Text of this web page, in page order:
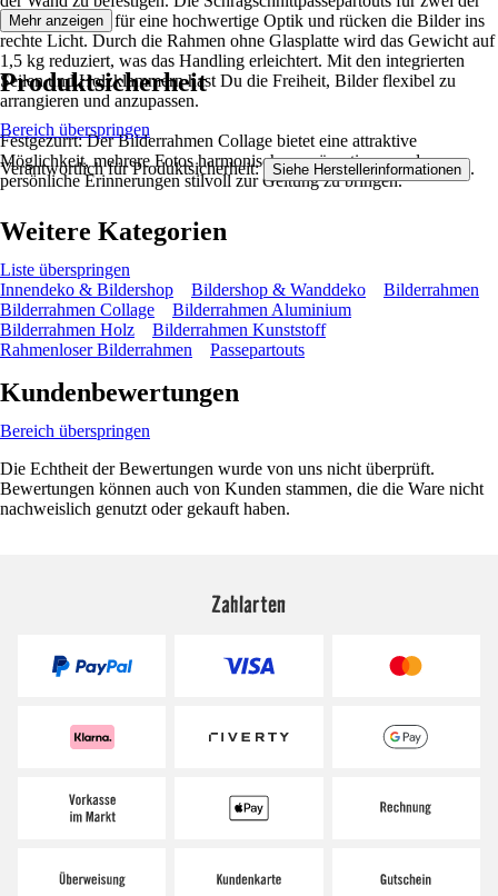
Rahmen sorgen für eine hochwertige Optik und rücken die Bilder ins
rechte Licht. Durch die Rahmen ohne Glasplatte wird das Gewicht auf
1,5 kg reduziert, was das Handling erleichtert. Mit den integrierten
Seilen und Holzklammern hast Du die Freiheit, Bilder flexibel zu
arrangieren und anzupassen.
Festgezurrt: Der Bilderrahmen Collage bietet eine attraktive
Möglichkeit, mehrere Fotos harmonisch zu präsentieren und so
persönliche Erinnerungen stilvoll zur Geltung zu bringen.
Mehr anzeigen
Produktsicherheit
Bereich überspringen
Verantwortlich für Produktsicherheit: Siehe Herstellerinformationen .
Weitere Kategorien
Liste überspringen
Innendeko & Bildershop
Bildershop & Wanddeko
Bilderrahmen
Bilderrahmen Collage
Bilderrahmen Aluminium
Bilderrahmen Holz
Bilderrahmen Kunststoff
Rahmenloser Bilderrahmen
Passepartouts
Kundenbewertungen
Bereich überspringen
Die Echtheit der Bewertungen wurde von uns nicht überprüft.
Bewertungen können auch von Kunden stammen, die die Ware nicht
nachweislich genutzt oder gekauft haben.
Zahlarten